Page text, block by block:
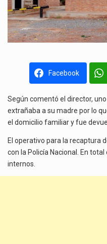
Facebook
Según comentó el director,
extrañaba a su madre por lo
el domicilio familiar y fue
El operativo para la recaptura
con la Policía Nacional. En
internos.